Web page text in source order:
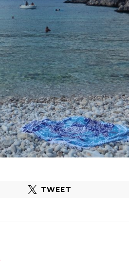
TWEET